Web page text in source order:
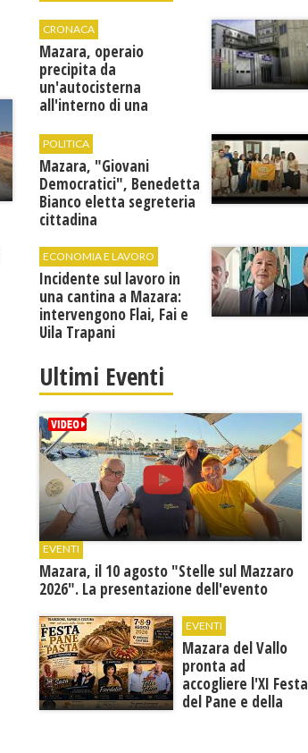
CRONACA
Mazara, operaio
precipita da
un'autocisterna
all'interno di una
condizioni al "Villa Sofia"
POLITICA
Mazara, "Giovani
Democratici", Benedetta
Bianco eletta segreteria
cittadina
ECONOMIA E LAVORO
Incidente sul lavoro in
una cantina a Mazara:
intervengono Flai, Fai e
Uila Trapani
Ultimi Eventi
EVENTI
Mazara, il 10 agosto "Stelle sul Mazzaro
2026". La presentazione dell'evento
EVENTI
Mazara del Vallo
pronta ad
accogliere l'XI Festa
del Pane e della